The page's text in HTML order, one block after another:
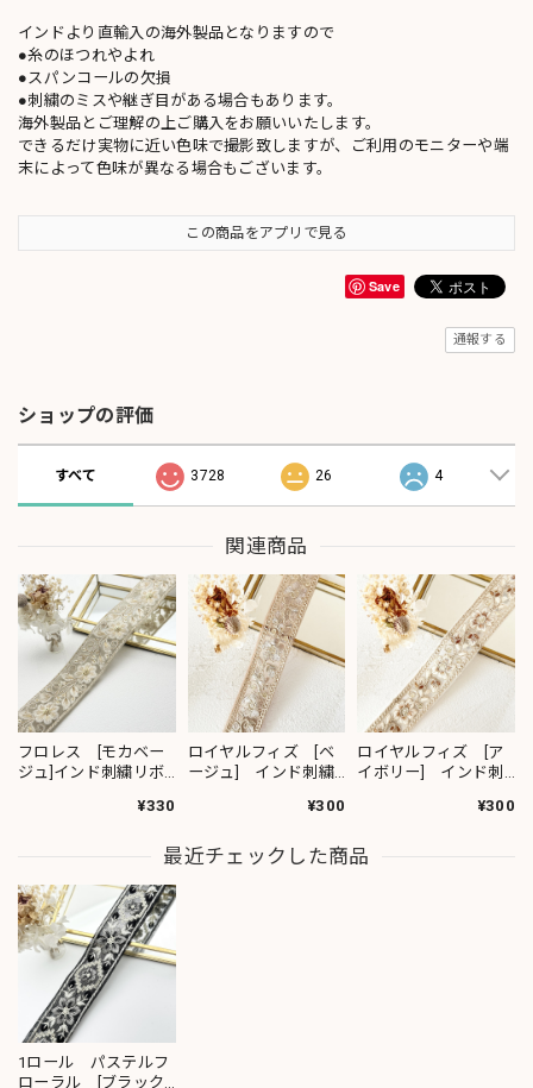
インドより直輸入の海外製品となりますので
●糸のほつれやよれ
●スパンコールの欠損
●刺繍のミスや継ぎ目がある場合もあります。
海外製品とご理解の上ご購入をお願いいたします。
できるだけ実物に近い色味で撮影致しますが、ご利用のモニターや端
末によって色味が異なる場合もございます。
この商品をアプリで見る
Save
通報する
ショップの評価
すべて 3728 26 4
関連商品
フロレス [モカベー
ジュ]インド刺繍リボ
¥330
ロイヤルフィズ [ベ
ージュ] インド刺繍
¥300
ロイヤルフィズ [ア
イボリー] インド刺
¥300
最近チェックした商品
1ロール パステルフ
ローラル [ブラック]